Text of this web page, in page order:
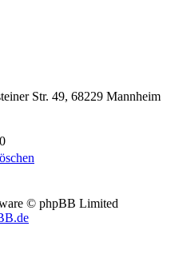
Str. 49, 68229 Mannheim
© phpBB Limited